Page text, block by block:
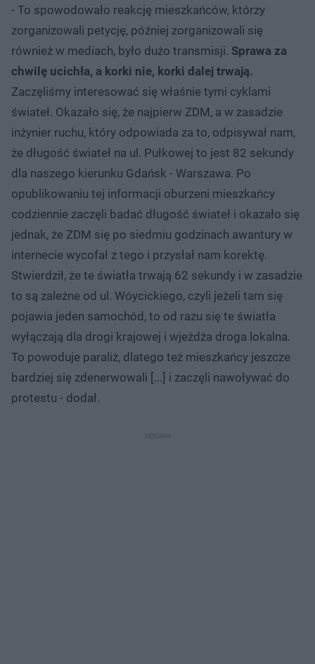
- To spowodowało reakcję mieszkańców, którzy
zorganizowali petycję, później zorganizowali się
również w mediach, było dużo transmisji. Sprawa za
chwilę ucichła, a korki nie, korki dalej trwają.
Zaczęliśmy interesować się właśnie tymi cyklami
świateł. Okazało się, że najpierw ZDM, a w zasadzie
inżynier ruchu, który odpowiada za to, odpisywał nam,
że długość świateł na ul. Pułkowej to jest 82 sekundy
dla naszego kierunku Gdańsk - Warszawa. Po
opublikowaniu tej informacji oburzeni mieszkańcy
codziennie zaczęli badać długość świateł i okazało się
jednak, że ZDM się po siedmiu godzinach awantury w
internecie wycofał z tego i przysłał nam korektę.
Stwierdził, że te światła trwają 62 sekundy i w zasadzie
to są zależne od ul. Wóycickiego, czyli jeżeli tam się
pojawia jeden samochód, to od razu się te światła
wyłączają dla drogi krajowej i wjeżdża droga lokalna.
To powoduje paraliż, dlatego też mieszkańcy jeszcze
bardziej się zdenerwowali [...] i zaczęli nawoływać do
protestu - dodał.